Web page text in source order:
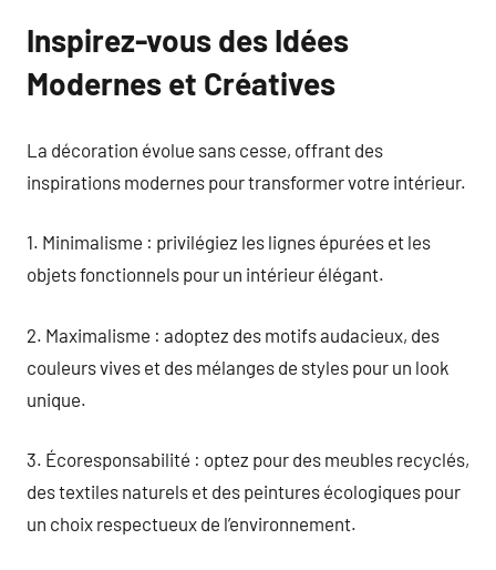
Inspirez-vous des Idées
Modernes et Créatives
La décoration évolue sans cesse, offrant des
inspirations modernes pour transformer votre intérieur.
1. Minimalisme : privilégiez les lignes épurées et les
objets fonctionnels pour un intérieur élégant.
2. Maximalisme : adoptez des motifs audacieux, des
couleurs vives et des mélanges de styles pour un look
unique.
3. Écoresponsabilité : optez pour des meubles recyclés,
des textiles naturels et des peintures écologiques pour
un choix respectueux de l’environnement.